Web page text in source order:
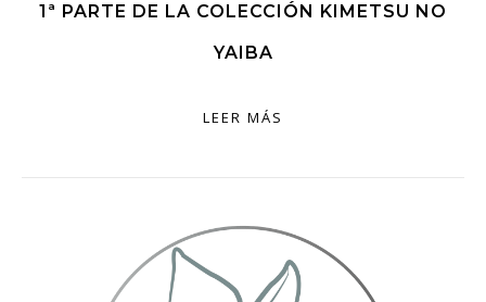
1ª PARTE DE LA COLECCIÓN KIMETSU NO
YAIBA
LEER MÁS